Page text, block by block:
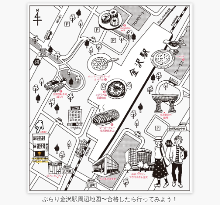
ぶらり金沢駅周辺地図〜合格したら行ってみよう！